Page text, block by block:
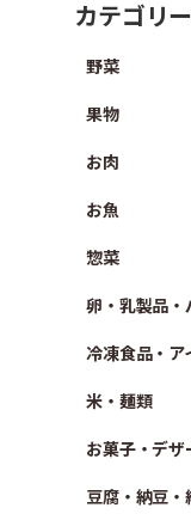
カテゴリ
野菜
果物
お肉
お魚
惣菜
卵・乳製品・
冷凍食品・ア
米・麺類
お菓子・デザ
豆腐・納豆・